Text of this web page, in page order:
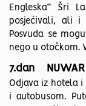
Engleska“ Šri
posjećivali, ali i
Posvuda se
nego u otočkom.
7.dan
Odjava iz hotela
i autobusom.